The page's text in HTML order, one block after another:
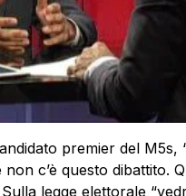
premier del
c’è questo dibattito.
legge elettorale